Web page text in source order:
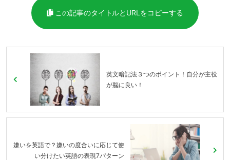
この記事のタイトルとURLをコピーする
英文暗記法３つのポイント！自分が主役
が脳に良い！
嫌いを英語で？嫌いの度合いに応じて使
い分けたい英語の表現7パターン